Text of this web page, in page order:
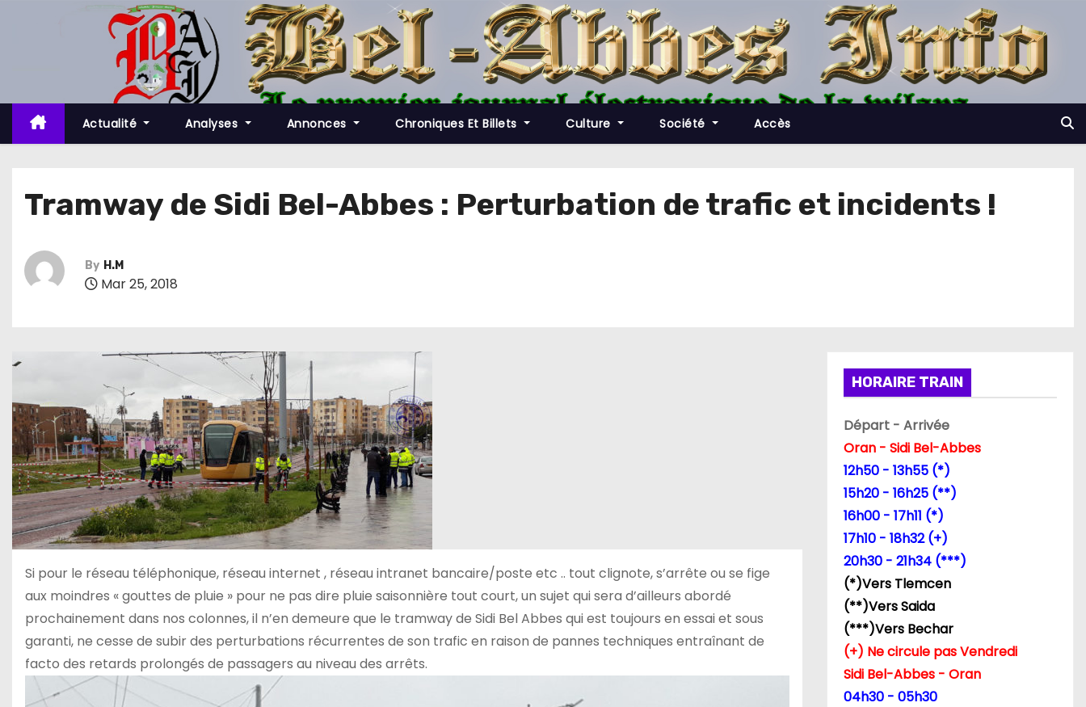
t
c
Actualité Analyses Annonces Chroniques Et Billets Culture Société Accès
Tramway de Sidi Bel-Abbes : Perturbation de trafic et incidents !
By H.M
Mar 25, 2018
Si pour le réseau téléphonique, réseau internet , réseau intranet bancaire/poste etc .. tout clignote, s’arrête ou se fige
aux moindres « gouttes de pluie » pour ne pas dire pluie saisonnière tout court, un sujet qui sera d’ailleurs abordé
prochainement dans nos colonnes, il n’en demeure que le tramway de Sidi Bel Abbes qui est toujours en essai et sous
garanti, ne cesse de subir des perturbations récurrentes de son trafic en raison de pannes techniques entraînant de
facto des retards prolongés de passagers au niveau des arrêts.
HORAIRE TRAIN
Départ - Arrivée
Oran - Sidi Bel-Abbes
12h50 - 13h55 (*)
15h20 - 16h25 (**)
16h00 - 17h11 (*)
17h10 - 18h32 (+)
20h30 - 21h34 (***)
(*)Vers Tlemcen
(**)Vers Saida
(***)Vers Bechar
(+) Ne circule pas Vendredi
Sidi Bel-Abbes - Oran
04h30 - 05h30